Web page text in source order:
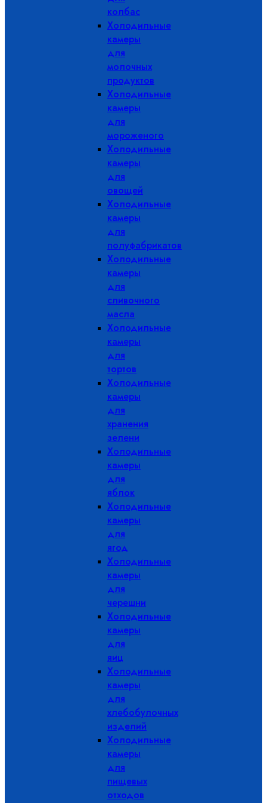
колбас
Холодильные
камеры
для
молочных
продуктов
Холодильные
камеры
для
мороженого
Холодильные
камеры
для
овощей
Холодильные
камеры
для
полуфабрикатов
Холодильные
камеры
для
сливочного
масла
Холодильные
камеры
для
тортов
Холодильные
камеры
для
хранения
зелени
Холодильные
камеры
для
яблок
Холодильные
камеры
для
ягод
Холодильные
камеры
для
черешни
Холодильные
камеры
для
яиц
Холодильные
камеры
для
хлебобулочных
изделий
Холодильные
камеры
для
пищевых
отходов